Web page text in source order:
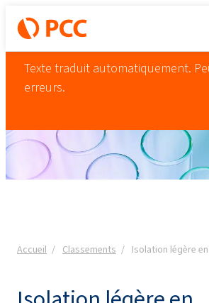
Texte traduit automatiquement.
erreurs.
Accueil Classements Isolation légère